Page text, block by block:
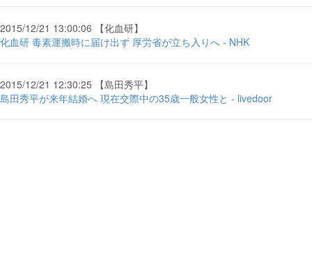
2015/12/21 13:00:06 【化血研】
化血研 毒素運搬時に届け出ず 厚労省が立ち入りへ - NHK
2015/12/21 12:30:25 【島田秀平】
島田秀平が来年結婚へ 現在交際中の35歳一般女性と - livedoor